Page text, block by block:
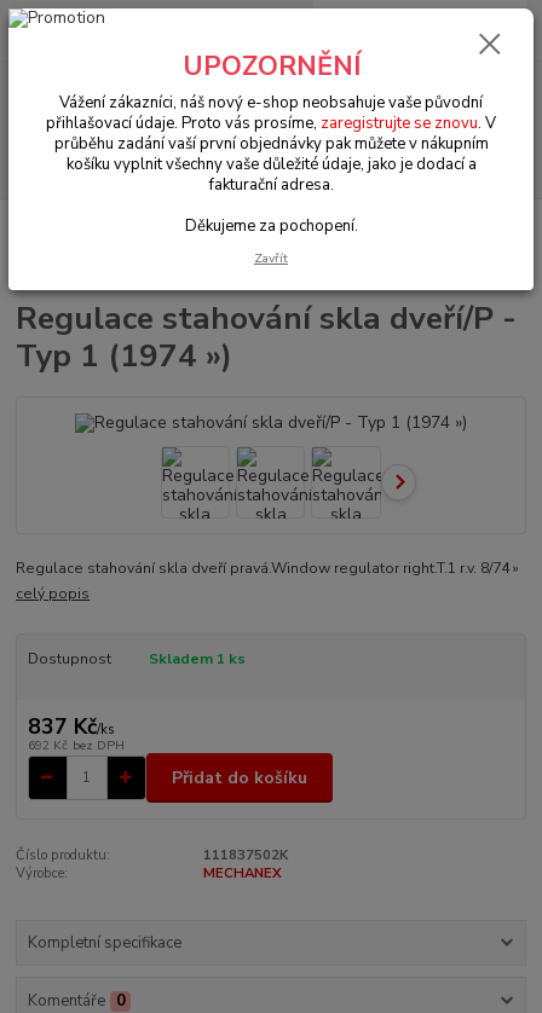
Menu
Hledat
+420 602 330 329
0 Kč
VW Brouk Typ 1 (1938 » 03) Exteriér (Exterior)
Regulace stahování skla dveří/P -
Typ 1 (1974 »)
Regulace stahování skla dveří pravá.Window regulator right.T.1 r.v. 8/74 »
celý popis
Dostupnost Skladem 1 ks
837 Kč/ks
692 Kč bez DPH
Přidat do košíku
Číslo produktu:
111837502K
Výrobce:
MECHANEX
Kompletní specifikace
Komentáře 0
UPOZORNĚNÍ
Vážení zákazníci, náš nový e-shop neobsahuje vaše původní
přihlašovací údaje. Proto vás prosíme, zaregistrujte se znovu. V
průběhu zadání vaší první objednávky pak můžete v nákupním
košíku vyplnit všechny vaše důležité údaje, jako je dodací a
fakturační adresa.
Děkujeme za pochopení.
Zavřít